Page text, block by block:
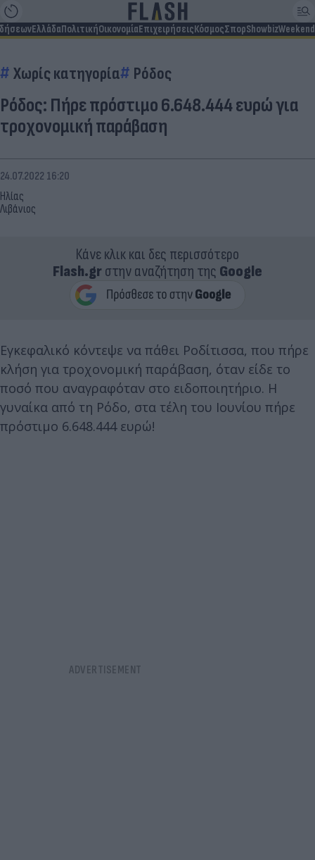
ΕλλάδαΠολιτικήΟικονομίαΕπιχειρήσειςΚόσμοςΣπορShowbizWeekend
Χωρίς κατηγορία Ρόδος
Ρόδος: Πήρε πρόστιμο 6.648.444 ευρώ για
τροχονομική παράβαση
Ηλίας
Λιβάνιος
24.07.2022 16:20
Κάνε κλικ και δες περισσότερο
Flash.grστην αναζήτηση της Google
Eγκεφαλικό κόντεψε να πάθει Ροδίτισσα, που πήρε
κλήση για τροχονομική παράβαση, όταν είδε το
ποσό που αναγραφόταν στο ειδοποιητήριο. Η
γυναίκα από τη Ρόδο, στα τέλη του Ιουνίου πήρε
πρόστιμο 6.648.444 ευρώ!